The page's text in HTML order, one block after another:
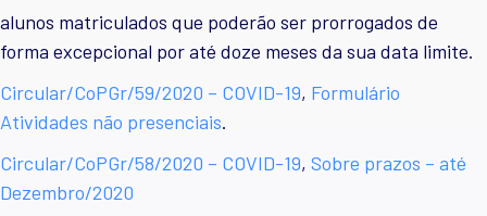
alunos matriculados que poderão ser prorrogados de
forma excepcional por até doze meses da sua data limite.
Circular/CoPGr/59/2020 – COVID-19, Formulário
Atividades não presenciais.
Circular/CoPGr/58/2020 – COVID-19, Sobre prazos – até
Dezembro/2020